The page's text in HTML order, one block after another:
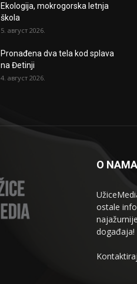
Ekologija, mokrogorska letnja
škola
5. август 2026.
Pronađena dva tela kod splava
na Đetinji
4. август 2026.
O NAMA
ostale
događaja!